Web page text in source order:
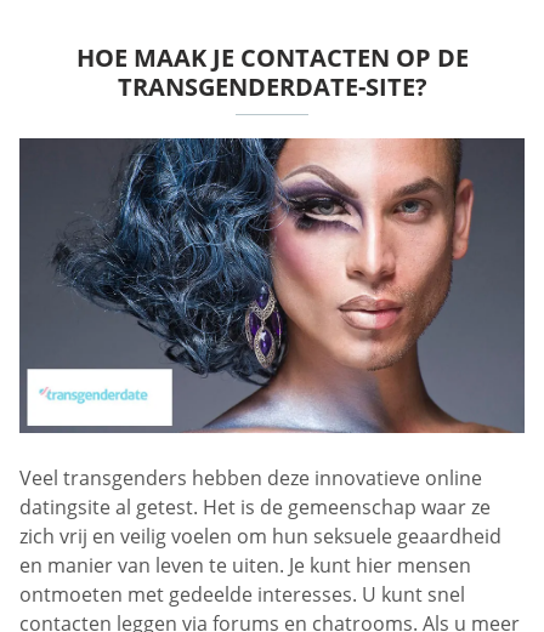
HOE MAAK JE CONTACTEN OP DE
TRANSGENDERDATE-SITE?
Veel transgenders hebben deze innovatieve online
datingsite al getest. Het is de gemeenschap waar ze
zich vrij en veilig voelen om hun seksuele geaardheid
en manier van leven te uiten. Je kunt hier mensen
ontmoeten met gedeelde interesses. U kunt snel
contacten leggen via forums en chatrooms. Als u meer